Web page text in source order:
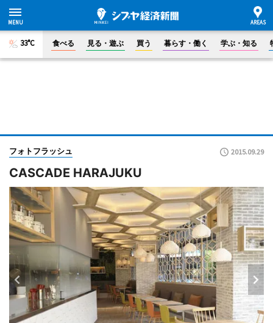
33°C 食べる 見る・遊ぶ 買う 暮らす・働く 学ぶ・知る
フォトフラッシュ 2015.09.29
CASCADE HARAJUKU